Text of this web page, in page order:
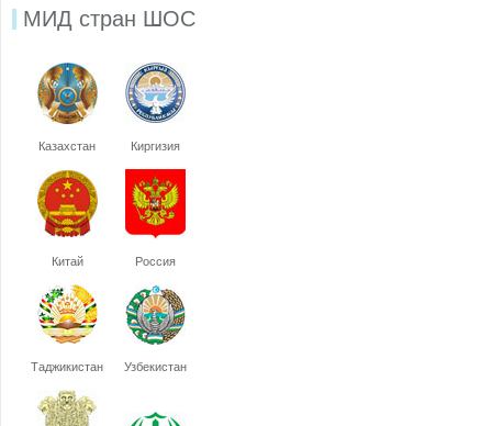
МИД стран ШОС
Казахстан Киргизия
Китай Россия
Таджикистан Узбекистан